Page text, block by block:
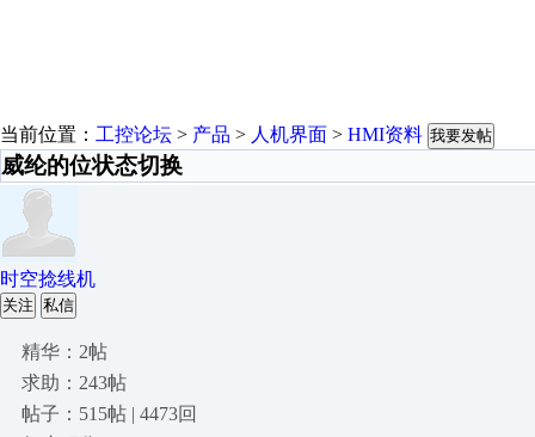
当前位置： 工控论坛 > 产品 > 人机界面 > HMI资料 我要发帖
威纶的位状态切换
时空捻线机
关注 私信
精华：2帖
求助：243帖
帖子：515帖 | 4473回